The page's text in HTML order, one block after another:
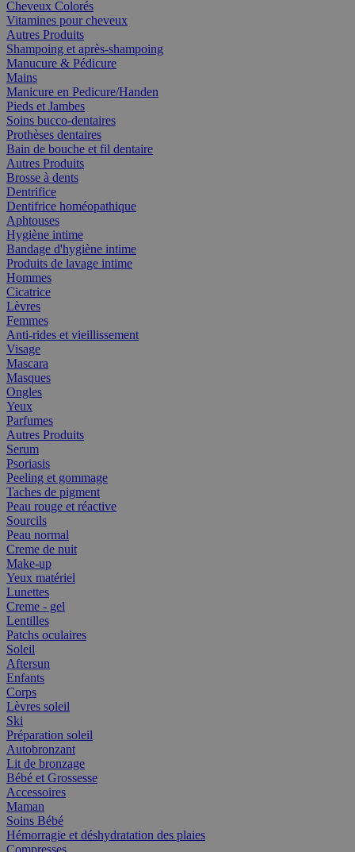
Cheveux Colorés
Vitamines pour cheveux
Autres Produits
Shampoing et après-shampoing
Manucure & Pédicure
Mains
Manicure en Pedicure/Handen
Pieds et Jambes
Soins bucco-dentaires
Prothèses dentaires
Bain de bouche et fil dentaire
Autres Produits
Brosse à dents
Dentrifice
Dentifrice homéopathique
Aphtouses
Hygiène intime
Bandage d'hygiène intime
Produits de lavage intime
Hommes
Cicatrice
Lèvres
Femmes
Anti-rides et vieillissement
Visage
Mascara
Masques
Ongles
Yeux
Parfumes
Autres Produits
Serum
Psoriasis
Peeling et gommage
Taches de pigment
Peau rouge et réactive
Sourcils
Peau normal
Creme de nuit
Make-up
Yeux matériel
Lunettes
Creme - gel
Lentilles
Patchs oculaires
Soleil
Aftersun
Enfants
Corps
Lèvres soleil
Ski
Préparation soleil
Autobronzant
Lit de bronzage
Bébé et Grossesse
Accessoires
Maman
Soins Bébé
Hémorragie et déshydratation des plaies